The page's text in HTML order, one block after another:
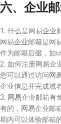
六、企业
1. 什么是网易企业
网易企业邮箱是网
作为邮箱后缀，如
2. 如何注册网易企
您可以通过访问网
企业信息并完成域
3. 网易企业邮箱有
有的，网易企业邮
期内可以体验邮箱